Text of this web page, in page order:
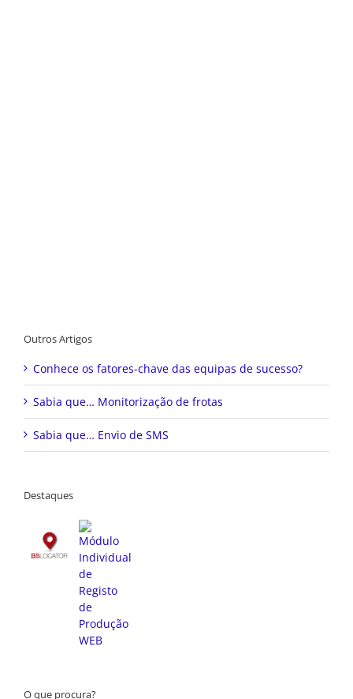
Outros Artigos
Conhece os fatores-chave das equipas de sucesso?
Sabia que… Monitorização de frotas
Sabia que… Envio de SMS
Destaques
O que procura?